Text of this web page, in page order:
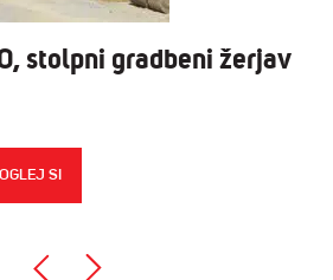
stolpni gradbeni žerjav
OGLEJ SI